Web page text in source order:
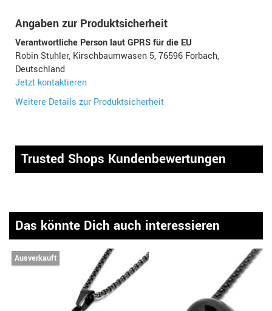
Angaben zur Produktsicherheit
Verantwortliche Person laut GPRS für die EU
Robin Stuhler, Kirschbaumwasen 5, 76596 Forbach,
Deutschland
Jetzt kontaktieren
Weitere Details zur Produktsicherheit
Trusted Shops Kundenbewertungen
Das könnte Dich auch interessieren
Ausverkauft